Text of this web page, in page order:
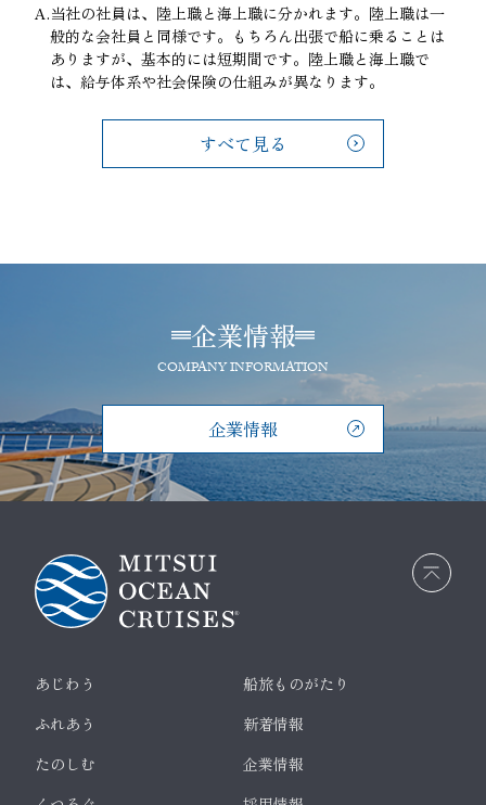
A.当社の社員は、陸上職と海上職に分かれます。陸上職は一
般的な会社員と同様です。もちろん出張で船に乗ることは
ありますが、基本的には短期間です。陸上職と海上職で
は、給与体系や社会保険の仕組みが異なります。
すべて見る
企業情報
COMPANY INFORMATION
企業情報
画面
最上
あじわう
ふれあう
たのしむ
船旅ものがたり
新着情報
企業情報